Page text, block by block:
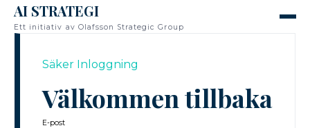
AI STRATEGI
Ett initiativ av Olafsson Strategic Group
Säker Inloggning
Välkommen tillbaka
E-post